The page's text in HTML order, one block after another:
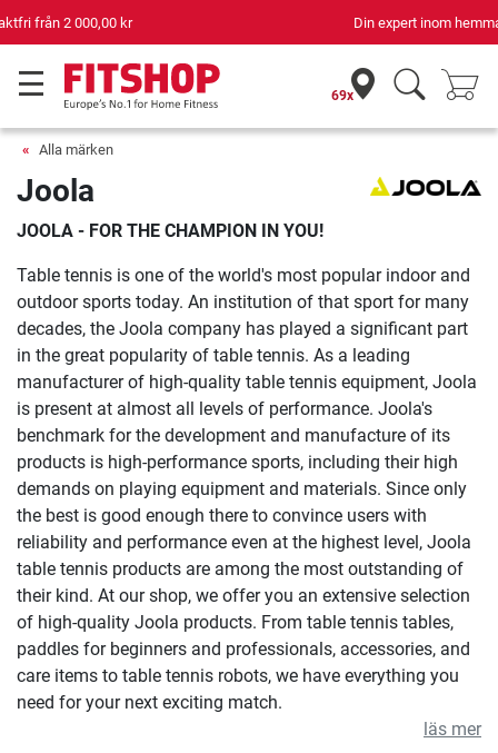
Din expert inom hemmaträning i 42 år
69x
Alla märken
Joola
JOOLA - FOR THE CHAMPION IN YOU!
Table tennis is one of the world's most popular indoor and
outdoor sports today. An institution of that sport for many
decades, the Joola company has played a significant part
in the great popularity of table tennis. As a leading
manufacturer of high-quality table tennis equipment, Joola
is present at almost all levels of performance. Joola's
benchmark for the development and manufacture of its
products is high-performance sports, including their high
demands on playing equipment and materials. Since only
the best is good enough there to convince users with
reliability and performance even at the highest level, Joola
table tennis products are among the most outstanding of
their kind. At our shop, we offer you an extensive selection
of high-quality Joola products. From table tennis tables,
paddles for beginners and professionals, accessories, and
care items to table tennis robots, we have everything you
need for your next exciting match.
läs mer